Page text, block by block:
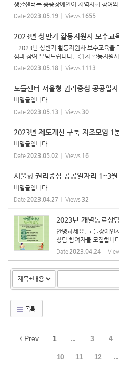
생활센터는 중증장애인이 지역사회 참여
량강화와 더불어 차별적 사회구조와 환경
었습니다. 자립생...
Date 2023.05.19 Views 1655
2023년 상반기 활동지원사 보수교
2023년 상반기 활동지원사 보수교육을
심과 참여 부탁드립니다. <1차 활동지
(토) 14:00~18:00 * 장소 : 유리빌딩 4
16:00 심폐소생술...
Date 2023.05.18 Views 1113
노들센터 서울형 권리중심 공공일
비밀글입니다.
Date 2023.05.13 Views 30
2023년 제도개선 구축 자조모임 1
비밀글입니다.
Date 2023.05.02 Views 16
서울형 권리중심 공공일자리 1~3
비밀글입니다.
Date 2023.04.27 Views 32
2023년 개별동료상
안녕하세요. 노들장애인
상담 참여자를 모집합니
하시는 장애인 당사자분
체 텍스트 > 2023년 개
Date 2023.04.24
목록
Prev 1 ... 3 4
10 11 12 ...